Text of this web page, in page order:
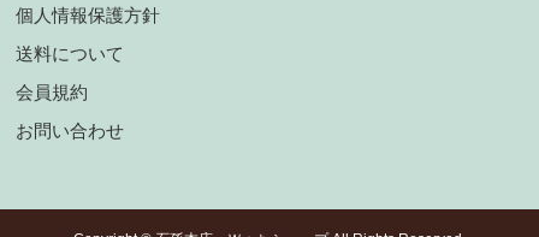
個人情報保護方針
送料について
会員規約
お問い合わせ